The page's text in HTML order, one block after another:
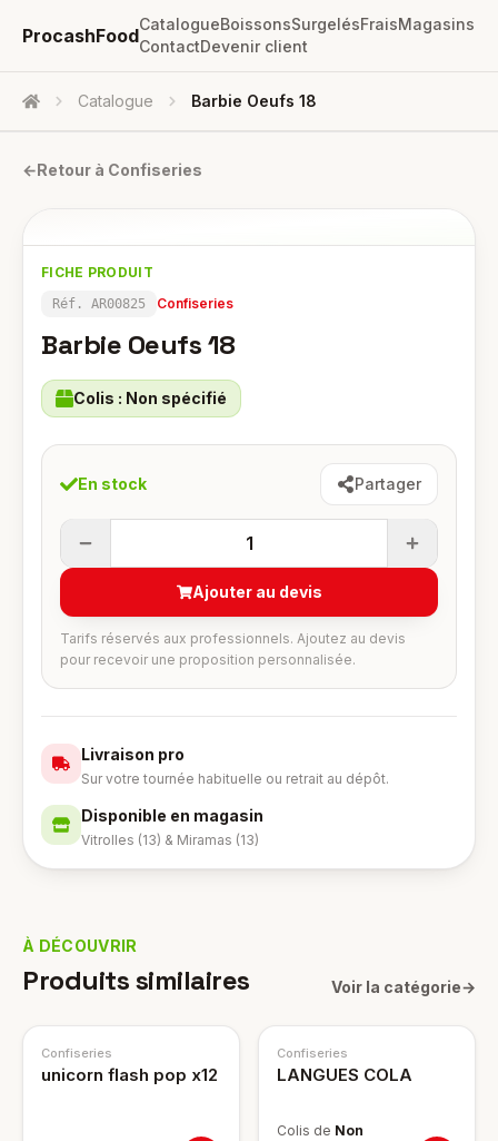
ProcashFood
CatalogueBoissonsSurgelésFraisMagasins
ContactDevenir client
Accueil Catalogue Barbie Oeufs 18
←Retour à Confiseries
FICHE PRODUIT
Réf. AR00825 Confiseries
Barbie Oeufs 18
Colis : Non spécifié
En stock Partager
1
Ajouter au devis
Tarifs réservés aux professionnels. Ajoutez au devis
pour recevoir une proposition personnalisée.
Livraison pro
Sur votre tournée habituelle ou retrait au dépôt.
Disponible en magasin
Vitrolles (13) & Miramas (13)
À DÉCOUVRIR
Produits similaires Voir la catégorie→
Confiseries
unicorn flash pop x12
Confiseries
LANGUES COLA
Colis de Non